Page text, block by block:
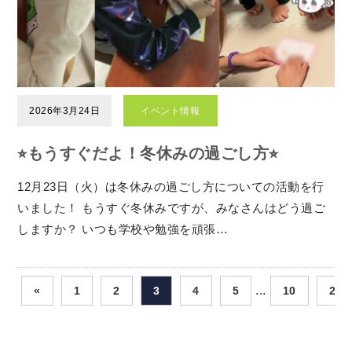
2026年3月24日 イベント情報
⭐︎もうすぐだよ！冬休みの過ごし方⭐︎
12月23日（火）は冬休みの過ごし方についての活動を行
いました！ もうすぐ冬休みですが、みなさんはどう過ご
しますか？ いつも学校や勉強を頑張…
« 1 2 3 4 5 ... 10 20